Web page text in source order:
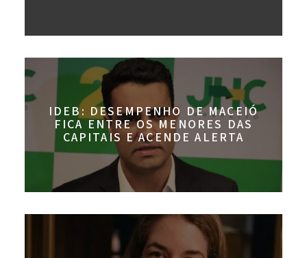
IDEB: DESEMPENHO DE MACEIÓ
FICA ENTRE OS MENORES DAS
CAPITAIS E ACENDE ALERTA